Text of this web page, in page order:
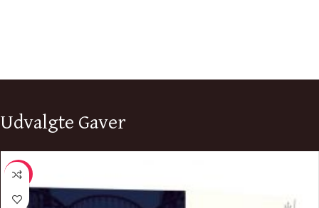
Udvalgte Gaver
-10%